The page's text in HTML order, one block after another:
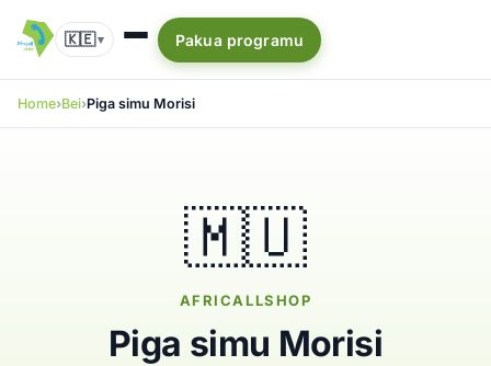
🇰🇪▾ Pakua programu
Home Bei Piga simu Morisi
🇲🇺
AFRICALLSHOP
Piga simu Morisi